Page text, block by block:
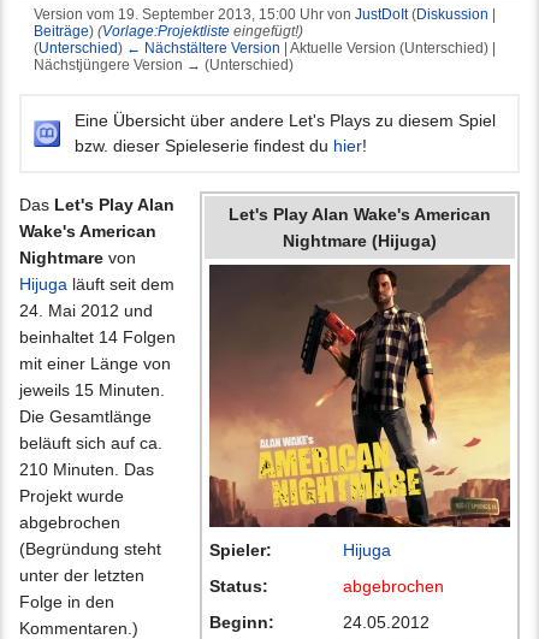
Version vom 19. September 2013, 15:00 Uhr von JustDoIt (Diskussion
Beiträge) (Vorlage:Projektlisteeingefügt!)
(Unterschied) ← Nächstältere Version | Aktuelle Version (Unterschied) |
Nächstjüngere Version → (Unterschied)
Eine Übersicht über andere Let's Plays zu diesem Spiel
bzw. dieser Spieleserie findest du hier!
Let's Play Alan Wake's American
Nightmare (Hijuga)
Spieler:
Hijuga
Status:
abgebrochen
Beginn:
24.05.2012
Das Let's Play Alan
Wake's American
Nightmare von
Hijuga läuft seit dem
24. Mai 2012 und
beinhaltet 14 Folgen
mit einer Länge von
jeweils 15 Minuten.
Die Gesamtlänge
beläuft sich auf ca.
210 Minuten. Das
Projekt wurde
abgebrochen
(Begründung steht
unter der letzten
Folge in den
Kommentaren.)